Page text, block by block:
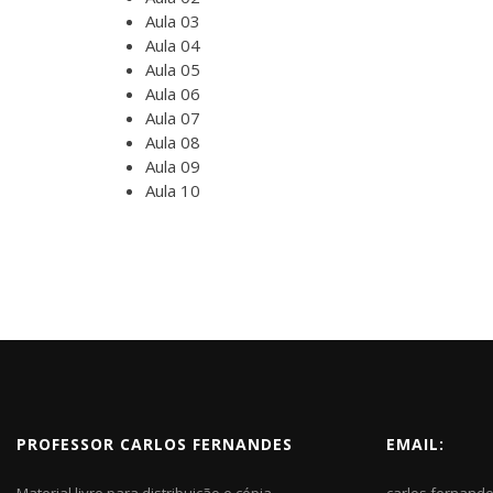
Aula 03
Aula 04
Aula 05
Aula 06
Aula 07
Aula 08
Aula 09
Aula 10
PROFESSOR CARLOS FERNANDES EMAIL: